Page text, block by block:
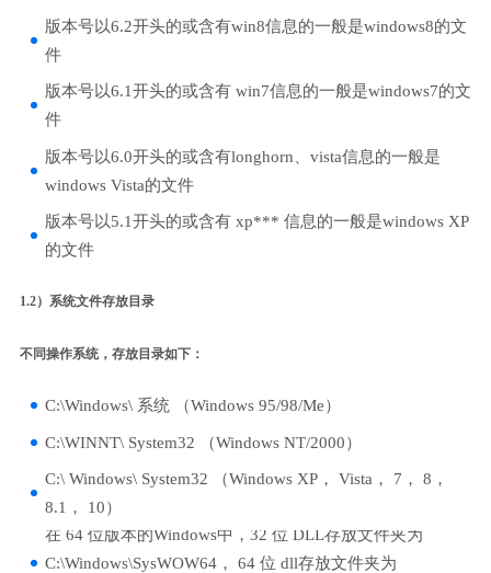
版本号以6.2开头的或含有win8信息的一般是windows8的文
件
版本号以6.1开头的或含有 win7信息的一般是windows7的文
件
版本号以6.0开头的或含有longhorn、vista信息的一般是
windows Vista的文件
版本号以5.1开头的或含有 xp*** 信息的一般是windows XP
的文件
1.2）系统文件存放目录
不同操作系统，存放目录如下：
C:\Windows\ 系统 （Windows 95/98/Me）
C:\WINNT\ System32 （Windows NT/2000）
C:\ Windows\ System32 （Windows XP， Vista， 7， 8，
8.1， 10）
在 64 位版本的Windows中，32 位 DLL存放文件夹为
C:\Windows\SysWOW64， 64 位 dll存放文件夹为